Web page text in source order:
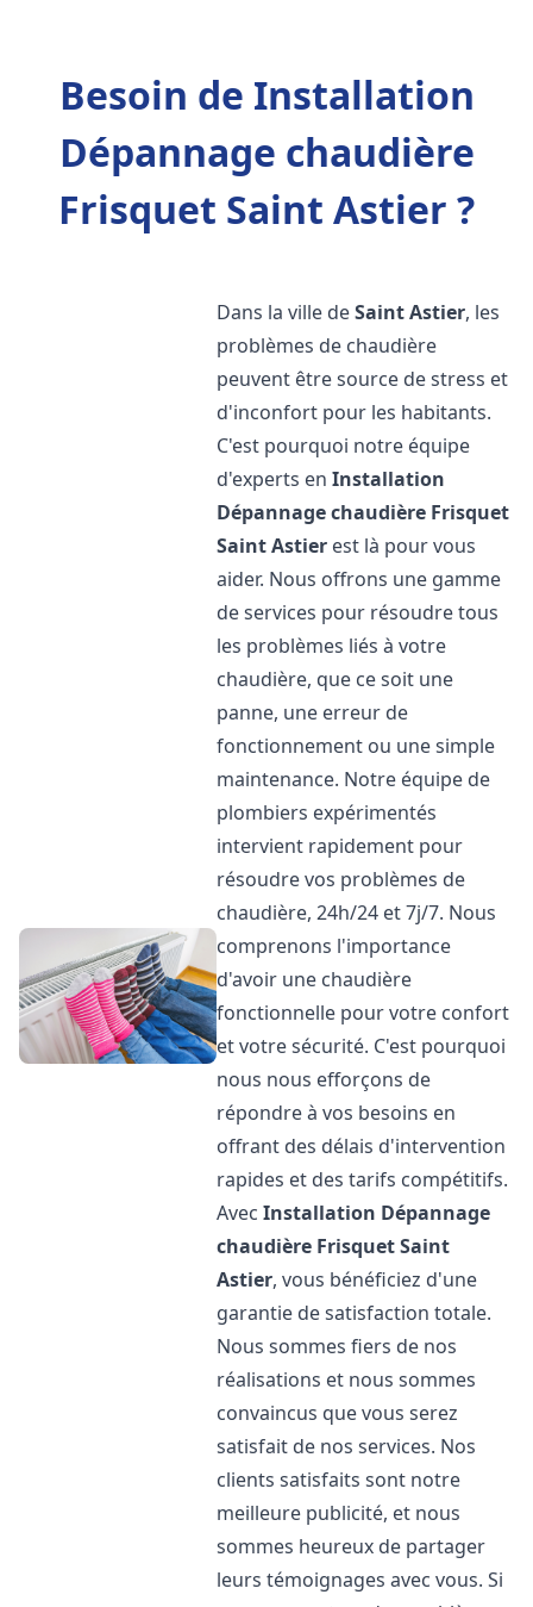
Besoin de Installation
Dépannage chaudière
Frisquet Saint Astier ?
Dans la ville deSaint Astier, les
problèmes de chaudière
peuvent être source de stress et
d'inconfort pour les habitants.
C'est pourquoi notre équipe
d'experts enInstallation
Dépannage chaudière Frisquet
Saint Astier est là pour vous
aider. Nous offrons une gamme
de services pour résoudre tous
les problèmes liés à votre
chaudière, que ce soit une
panne, une erreur de
fonctionnement ou une simple
maintenance. Notre équipe de
plombiers expérimentés
intervient rapidement pour
résoudre vos problèmes de
chaudière, 24h/24 et 7j/7. Nous
comprenons l'importance
d'avoir une chaudière
fonctionnelle pour votre confort
et votre sécurité. C'est pourquoi
nous nous efforçons de
répondre à vos besoins en
offrant des délais d'intervention
rapides et des tarifs compétitifs.
AvecInstallation Dépannage
chaudière FrisquetSaint
Astier, vous bénéficiez d'une
garantie de satisfaction totale.
Nous sommes fiers de nos
réalisations et nous sommes
convaincus que vous serez
satisfait de nos services. Nos
clients satisfaits sont notre
meilleure publicité, et nous
sommes heureux de partager
leurs témoignages avec vous. Si